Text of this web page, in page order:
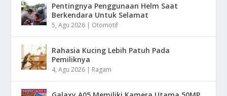
Pentingnya Penggunaan Helm Saat
Berkendara Untuk Selamat
5, Agu 2026 | Otomotif
Rahasia Kucing Lebih Patuh Pada
Pemiliknya
4, Agu 2026 | Ragam